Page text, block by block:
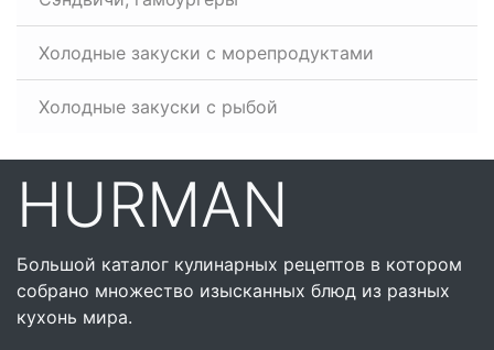
Холодные закуски с морепродуктами
Холодные закуски с рыбой
HURMAN
Большой каталог кулинарных рецептов в котором
собрано множество изысканных блюд из разных
кухонь мира.